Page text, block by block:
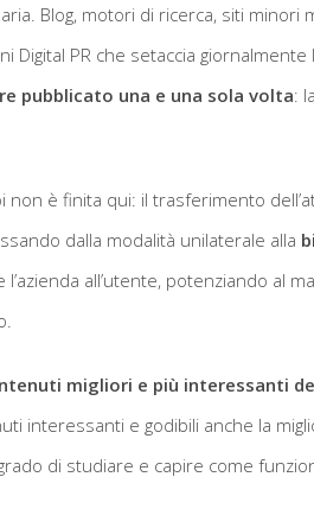
Blog, motori di ricerca, siti
Digital PR che setaccia
pubblicato una e una sola volta:
è finita qui: il trasferimento
dalla modalità unilaterale alla
all’utente, potenziando al
migliori e più interessanti
interessanti e godibili anche la
di studiare e capire come